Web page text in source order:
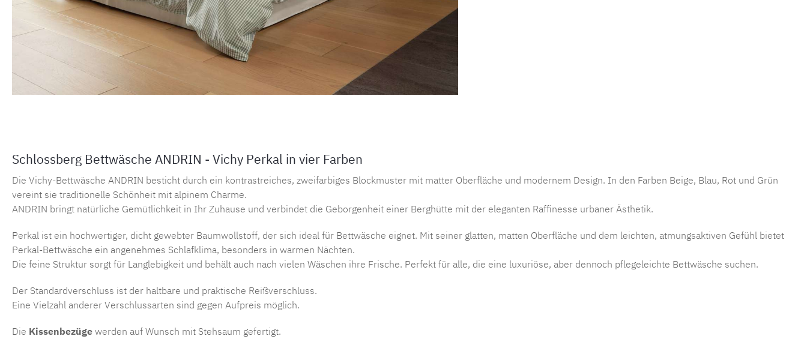
Schlossberg Bettwäsche ANDRIN - Vichy Perkal in vier Farben
Die Vichy-Bettwäsche ANDRIN besticht durch ein kontrastreiches, zweifarbiges Blockmuster mit matter Oberfläche und modernem Design. In den Farben Beige, Blau, Rot und Grün
vereint sie traditionelle Schönheit mit alpinem Charme.
ANDRIN bringt natürliche Gemütlichkeit in Ihr Zuhause und verbindet die Geborgenheit einer Berghütte mit der eleganten Raffinesse urbaner Ästhetik.
Perkal ist ein hochwertiger, dicht gewebter Baumwollstoff, der sich ideal für Bettwäsche eignet. Mit seiner glatten, matten Oberfläche und dem leichten, atmungsaktiven Gefühl bietet
Perkal-Bettwäsche ein angenehmes Schlafklima, besonders in warmen Nächten.
Die feine Struktur sorgt für Langlebigkeit und behält auch nach vielen Wäschen ihre Frische. Perfekt für alle, die eine luxuriöse, aber dennoch pflegeleichte Bettwäsche suchen.
Der Standardverschluss ist der haltbare und praktische Reißverschluss.
Eine Vielzahl anderer Verschlussarten sind gegen Aufpreis möglich.
Die Kissenbezüge werden auf Wunsch mit Stehsaum gefertigt.